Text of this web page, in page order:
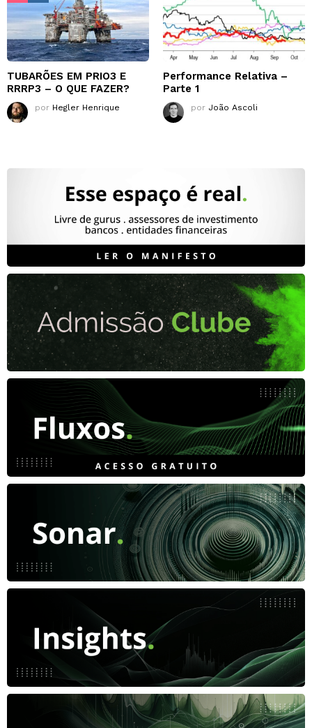
TUBARÕES EM PRIO3 E
RRRP3 – O QUE FAZER?
por Hegler Henrique
Performance Relativa –
Parte 1
por João Ascoli